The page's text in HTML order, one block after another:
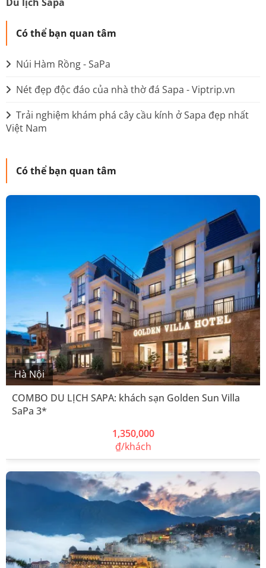
Có thể bạn quan tâm
Núi Hàm Rồng - SaPa
Nét đẹp độc đáo của nhà thờ đá Sapa - Viptrip.vn
Trải nghiệm khám phá cây cầu kính ở Sapa đẹp nhất
Việt Nam
Có thể bạn quan tâm
Hà Nội
COMBO DU LỊCH SAPA: khách sạn Golden Sun Villa
SaPa 3*
1,350,000
₫/khách